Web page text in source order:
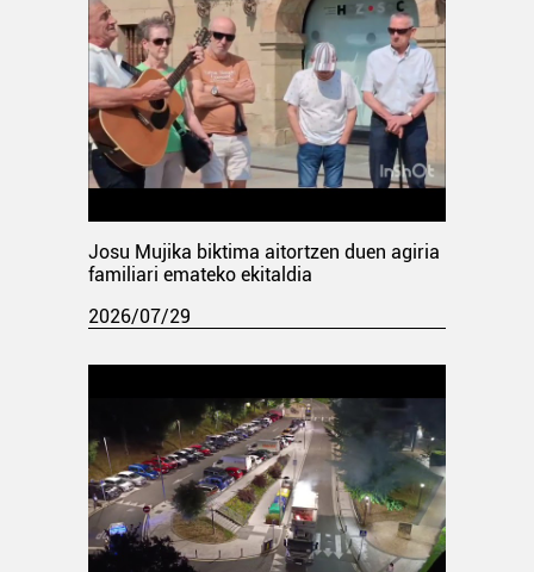
Josu Mujika biktima aitortzen duen agiria
familiari emateko ekitaldia
2026/07/29